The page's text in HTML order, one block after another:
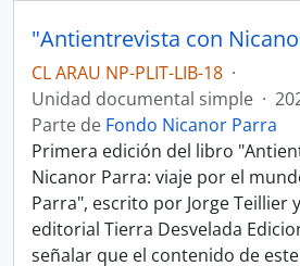
CL ARAU NP-PLIT-LIB-18 ·
Unidad documental simple ·
Parte de Fondo Nicanor Parra
Primera edición del libro
Nicanor Parra: viaje por el
Parra", escrito por Jorge Teillier
editorial Tierra Desvelada
señalar que el contenido de